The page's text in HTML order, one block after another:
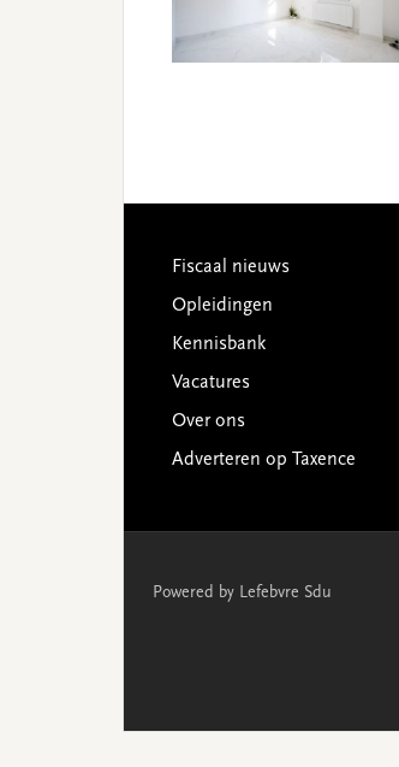
Footer
Fiscaal nieuws
Opleidingen
Kennisbank
Vacatures
Over ons
Adverteren op Taxence
Powered by Lefebvre Sdu